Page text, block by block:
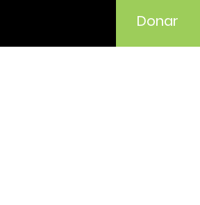
Donar